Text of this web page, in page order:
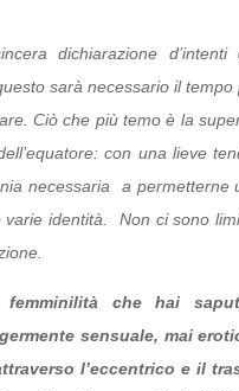
dichiarazione
sarà necessario il
Ciò che più temo è la
con una lieve
necessaria a
varie identità. Non ci sono
che hai
sensuale, mai
l’eccentrico e il